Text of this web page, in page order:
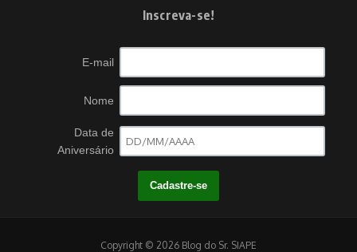
Inscreva-se!
E-mail
Nome
Data de
Aniversário
Copyright © 2026 Blog do Sr. SIAPE